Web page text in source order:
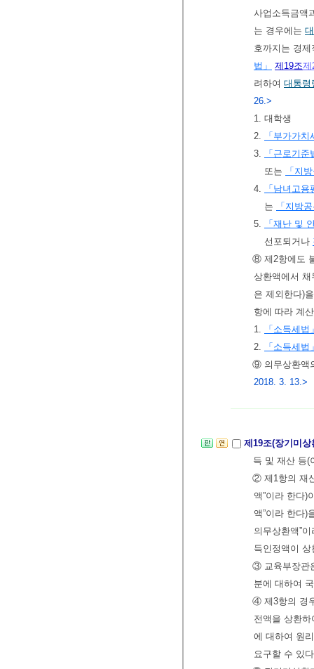
사업소득금액
는 경우에는
호까지는 경
법」
제19조제
려하여 대통령
26.>
1. 대학생
2.
「부가가치
3.
「근로기준
또는
「지
4.
「남녀고
는
「지방
5.
「재난 및
선포되거나
⑧ 제2항에도
상환액에서
은 제외한다)
항에 따라 계
1.
「소득세법
2.
「소득세법
⑨ 의무상환액
2018. 3. 13.>
제19조(장기미
득 및 재산 등(
② 제1항의 재
액”이라 한다)
액”이라 한다)
의무상환액”
득인정액이
③ 교육부장관
분에 대하여
④ 제3항의 경
전액을 상환
에 대하여 원
요구할 수 있